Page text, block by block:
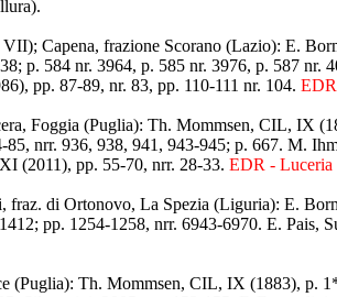
Capena, frazione Scorano (Lazio): E.
p. 584 nr. 3964, p. 585 nr. 3976, p. 587
pp. 87-89, nr. 83, pp. 110-111 nr. 104.
Foggia (Puglia): Th. Mommsen, CIL, IX
85, nrr. 936, 938, 941, 943-945; p. 667. M.
(2011), pp. 55-70, nrr. 28-33.EDR - Luceria
fraz. di Ortonovo, La Spezia (Liguria): E.
pp. 1254-1258, nrr. 6943-6970. E. Pais,
(Puglia): Th. Mommsen, CIL, IX (1883), p.